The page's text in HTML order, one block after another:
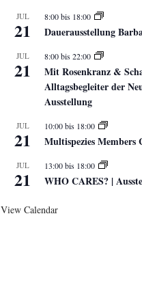
JUL
21
8:00bis 18:00
Dauerausstellung
JUL
21
8:00bis22:00
Mit Rosenkranz &
Alltagsbegleiter der
Ausstellung
JUL
21
10:00bis 18:00
Multispezies Members
JUL
21
13:00bis 18:00
WHO CARES? |
View Calendar